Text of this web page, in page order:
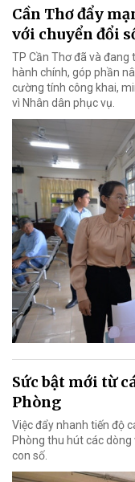
Cần Thơ đẩy
với chuyển đổi
TP Cần Thơ đã và đang
hành chính, góp phần
cường tính công khai,
vì Nhân dân phục vụ.
Sức bật mới từ
Phòng
Việc đẩy nhanh tiến độ
Phòng thu hút các
con số.